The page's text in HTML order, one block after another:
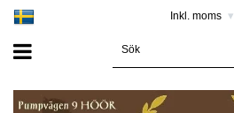
Inkl. moms ▾